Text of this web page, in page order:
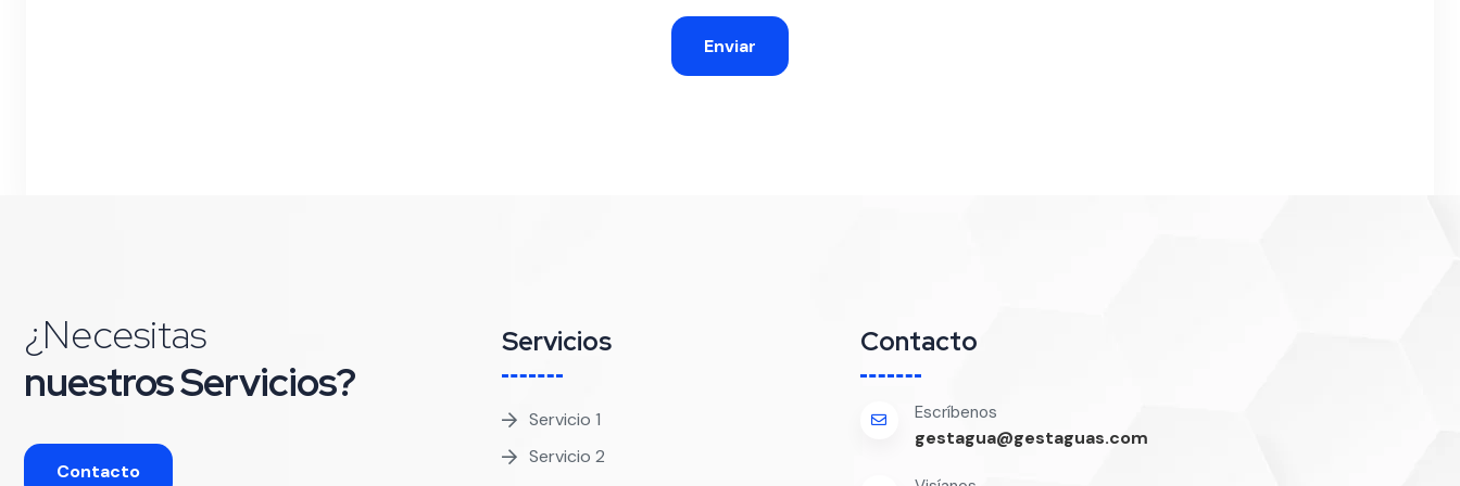
¿Necesitas
nuestros Servicios?
Contacto
Servicios
Servicio 1
Servicio 2
Contacto
Escríbenos
gestagua@gestaguas.com